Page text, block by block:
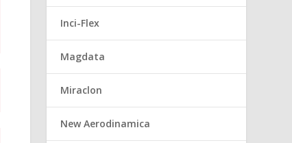
Inci-Flex
Magdata
Miraclon
New Aerodinamica